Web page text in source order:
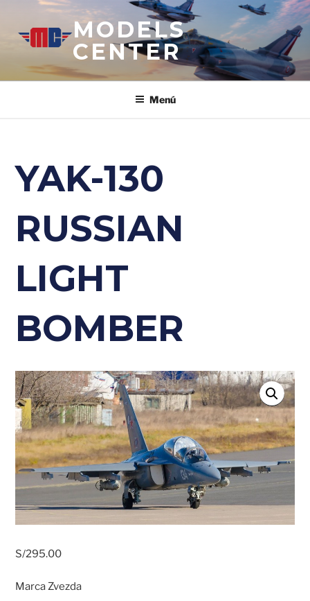
contenido
MODELS
CENTER
Menú
YAK-130
RUSSIAN
LIGHT
BOMBER
S/295.00
Marca Zvezda